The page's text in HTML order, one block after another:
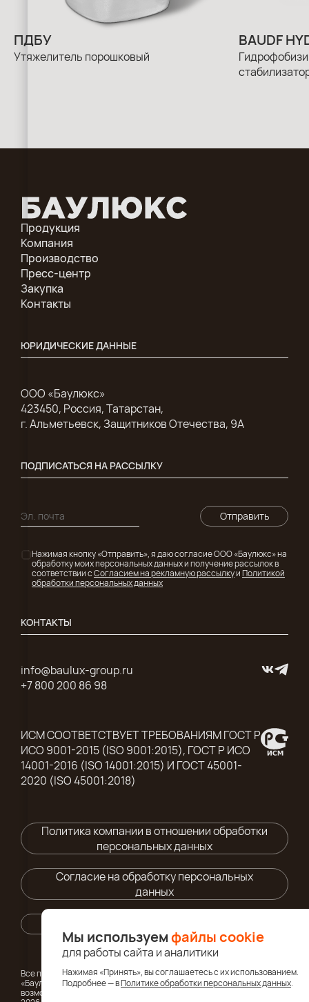
ПДБУ
Утяжелитель порошковый
BAUDF
Продукция
Компания
Производство
Пресс-центр
Закупка
Контакты
ЮРИДИЧЕСКИЕ ДАННЫЕ
ООО «Баулюкс»
423450, Россия, Татарстан,
г. Альметьевск, Защитников Отечества, 9А
ПОДПИСАТЬСЯ НА РАССЫЛКУ
Отправить
Нажимая кнопку «Отправить», я даю согласие ООО «Баулюкс» на
обработку моих персональных данных и получение рассылок в
соответствии сСогласием на рекламную рассылкуиПолитикой
обработки персональных данных
КОНТАКТЫ
info@baulux-group.ru
+7 800 200 86 98
ИСМ СООТВЕТСТВУЕТ ТРЕБОВАНИЯМ ГОСТ Р
ИСО 9001-2015 (ISO 9001:2015), ГОСТ Р ИСО
14001-2016 (ISO 14001:2015) И ГОСТ 45001-
2020 (ISO 45001:2018)
Политика компании в отношении обработки
персональных данных
Согласие на обработку персональных
данных
Все права на материалы сайта bentolux.ru принадлежат ООО
«Баулюкс». Полное или частичное воспроизведение материалов
возможно только по письменному разрешению правообладателя.
Мы используемфайлы cookie
для работы сайта и аналитики
Нажимая «Принять», вы соглашаетесь с их использованием.
Подробнее — вПолитике обработки персональных данных.